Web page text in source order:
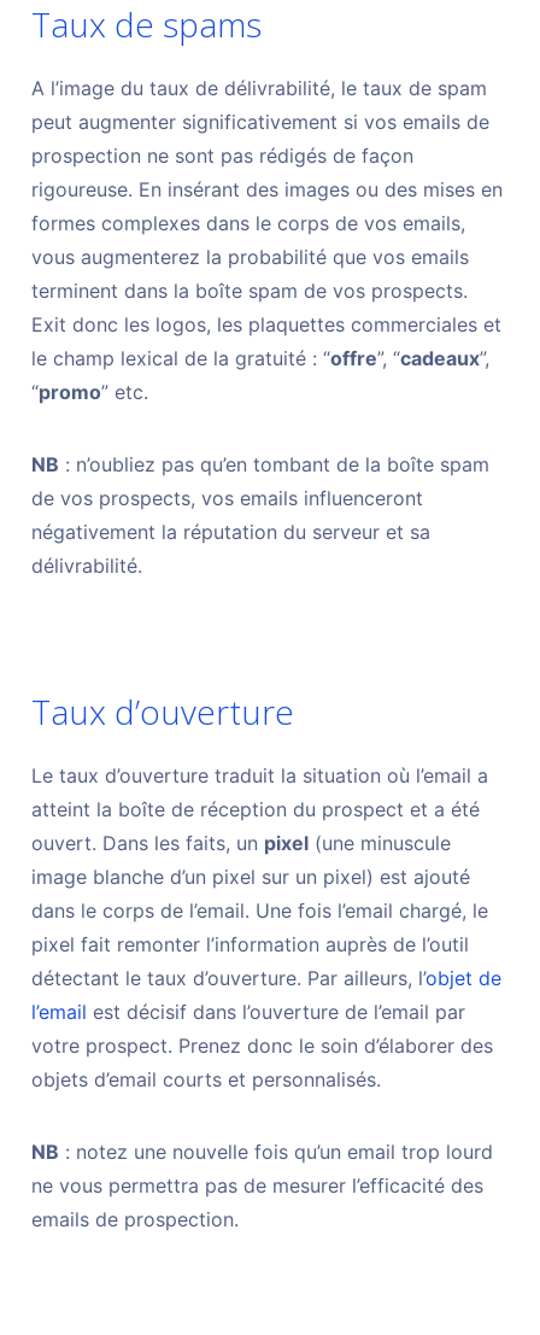
Taux de spams
A l’image du taux de délivrabilité, le taux de spam
peut augmenter significativement si vos emails de
prospection ne sont pas rédigés de façon
rigoureuse. En insérant des images ou des mises en
formes complexes dans le corps de vos emails,
vous augmenterez la probabilité que vos emails
terminent dans la boîte spam de vos prospects.
Exit donc les logos, les plaquettes commerciales et
le champ lexical de la gratuité : “offre”, “cadeaux”,
“promo” etc.
NB : n’oubliez pas qu’en tombant de la boîte spam
de vos prospects, vos emails influenceront
négativement la réputation du serveur et sa
délivrabilité.
Taux d’ouverture
Le taux d’ouverture traduit la situation où l’email a
atteint la boîte de réception du prospect et a été
ouvert. Dans les faits, un pixel (une minuscule
image blanche d’un pixel sur un pixel) est ajouté
dans le corps de l’email. Une fois l’email chargé, le
pixel fait remonter l’information auprès de l’outil
détectant le taux d’ouverture. Par ailleurs, l’objet de
l’email est décisif dans l’ouverture de l’email par
votre prospect. Prenez donc le soin d’élaborer des
objets d’email courts et personnalisés.
NB : notez une nouvelle fois qu’un email trop lourd
ne vous permettra pas de mesurer l’efficacité des
emails de prospection.